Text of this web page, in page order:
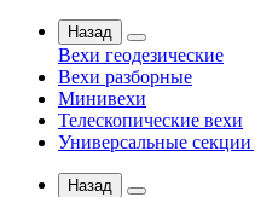
Назад
Вехи геодезические
Вехи разборные
Минивехи
Телескопические вехи
Универсальные секции
Назад